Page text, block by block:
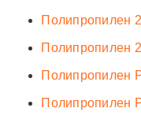
Полипропилен
Полипропилен
Полипропилен
Полипропилен